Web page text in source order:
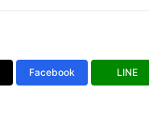
Facebook LINE